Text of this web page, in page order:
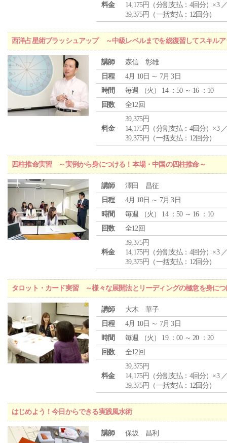
料金
14,175円（分割支払：4回分）×3
39,375円（一括支払：12回分）
西洋占星術ブラッシュアップ ～中級レベルまでを総復習してスキルア
講師
森信 彰雄
日程
4月 10日 ～ 7月 3日
時間
毎週 （火 ） 14 ：50 ～ 16 ：10
回数
全12回
料金
39,375円
14,175円（分割支払：4回分）×3
39,375円（一括支払：12回分）
四柱推命実習 ～実例から身につける！本場・中国の四柱推命～
講師
澤田 昌征
日程
4月 10日 ～ 7月 3日
時間
毎週 （火 ） 14 ：50 ～ 16 ：10
回数
全12回
料金
39,375円
14,175円（分割支払：4回分）×3
39,375円（一括支払：12回分）
タロット・カード実習 ～様々な展開法とリーディングの極意を身につ
講師
大木 華子
日程
4月 10日 ～ 7月 3日
時間
毎週 （火 ） 19 ：00 ～ 20 ：20
回数
全12回
料金
39,375円
14,175円（分割支払：4回分）×3
39,375円（一括支払：12回分）
はじめよう！今日からできる実践風水術
講師 保坂 昌利